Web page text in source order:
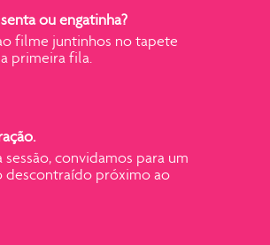
ou engatinha?
filme juntinhos no tapete
primeira fila.
sessão, convidamos para um
descontraído próximo ao